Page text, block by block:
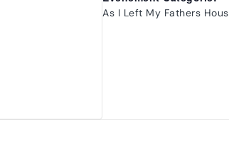
As I Left My Fathers